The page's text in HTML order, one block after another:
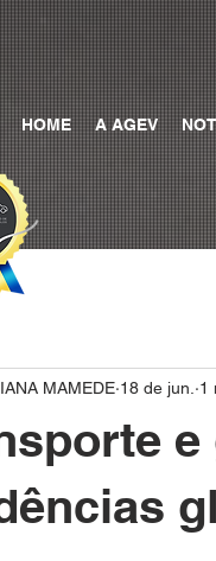
HOME A AGEV
MAMEDE 18 de jun. 1